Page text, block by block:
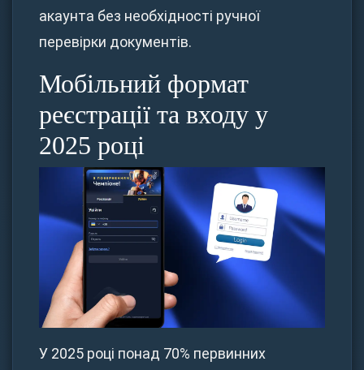
акаунта без необхідності ручної
перевірки документів.
Мобільний формат
реєстрації та входу у
2025 році
У 2025 році понад 70% первинних